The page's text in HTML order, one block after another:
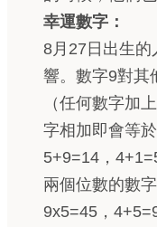
幸運數字：
8月27日出生的
響。數字9對其
（任何數字加
字相加即會等
5+9=14，
兩個位數的數
9x5=45，